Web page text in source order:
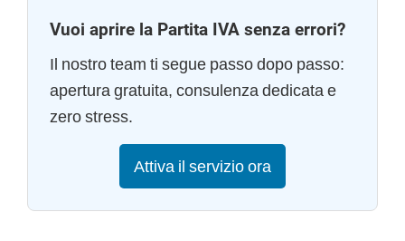
Vuoi aprire la Partita IVA senza errori?
Il nostro team ti segue passo dopo passo:
apertura gratuita, consulenza dedicata e
zero stress.
Attiva il servizio ora